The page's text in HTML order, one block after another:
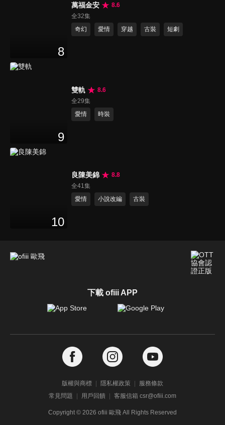
8
萬福金安
8.6
全32集
奇幻
愛情 穿越 古裝 短劇
9
雙軌
8.6
全29集
愛情
時裝
10
良陳美錦
8.8
全41集
愛情
小說改編 古裝
下載 ofiii APP
版權與商標 隱私權政策
服務條款
常見問題
用戶回饋 客服信箱 csr@ofiii.com
Copyright © 2026 ofiii 歐飛 All Rights Reserved